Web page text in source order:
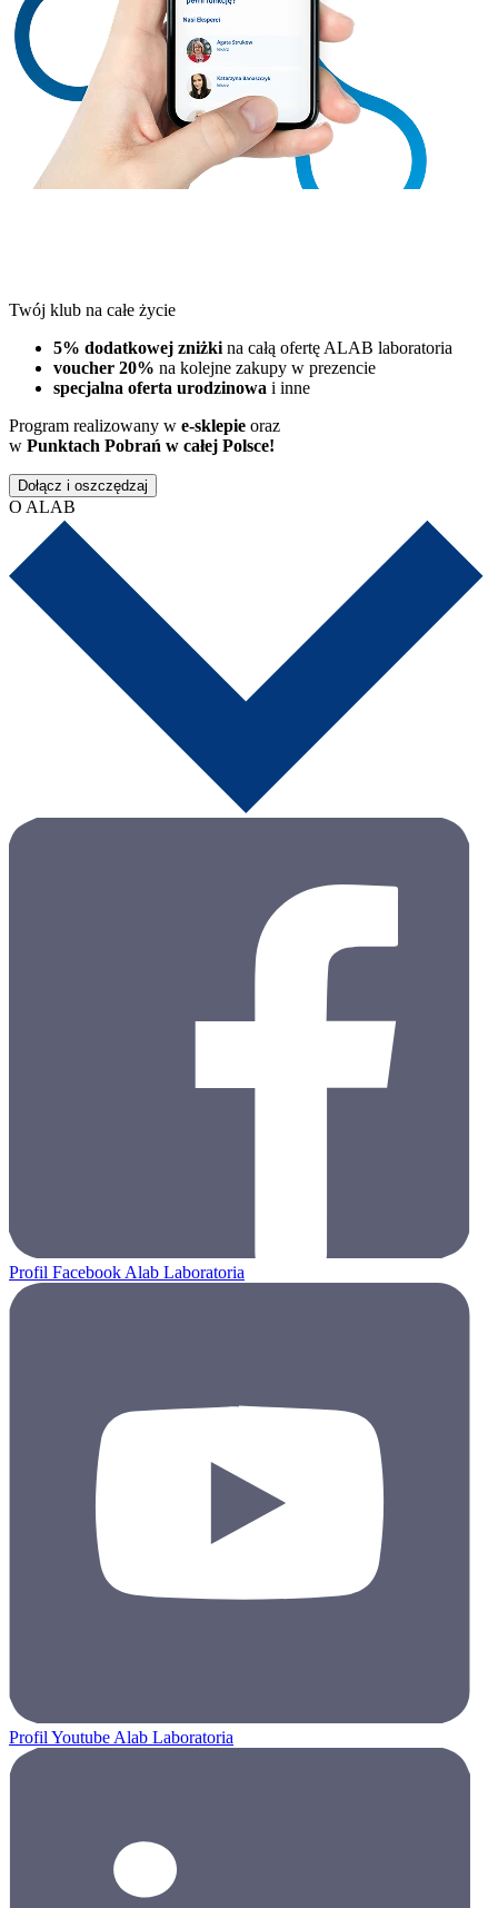
Twój klub na całe życie
5% dodatkowej zniżki na całą ofertę ALAB laboratoria
voucher 20% na kolejne zakupy w prezencie
specjalna oferta urodzinowa i inne
Program realizowany w e-sklepie oraz
w Punktach Pobrań w całej Polsce!
Dołącz i oszczędzaj
O ALAB
Profil Facebook Alab Laboratoria
Profil Youtube Alab Laboratoria